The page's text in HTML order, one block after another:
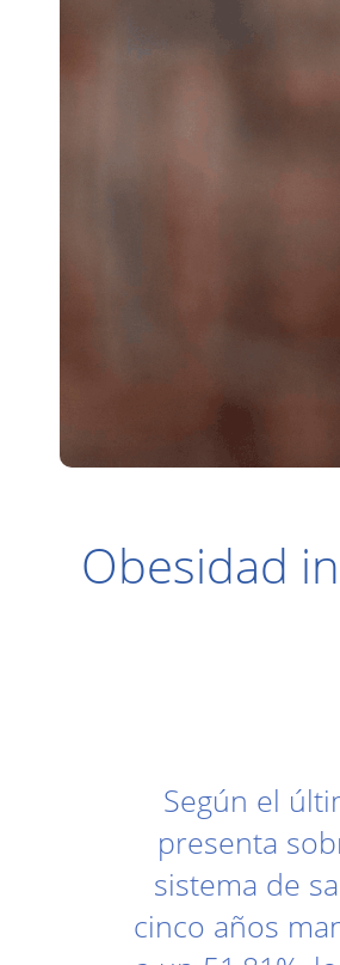
Obesidad
Según el
presenta
sistema de
cinco años